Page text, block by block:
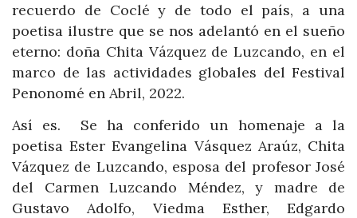
recuerdo de Coclé y de todo el país, a una
poetisa ilustre que se nos adelantó en el sueño
eterno: doña Chita Vázquez de Luzcando, en el
marco de las actividades globales del Festival
Penonomé en Abril, 2022.
Así es. Se ha conferido un homenaje a la
poetisa Ester Evangelina Vásquez Araúz, Chita
Vázquez de Luzcando, esposa del profesor José
del Carmen Luzcando Méndez, y madre de
Gustavo Adolfo, Viedma Esther, Edgardo